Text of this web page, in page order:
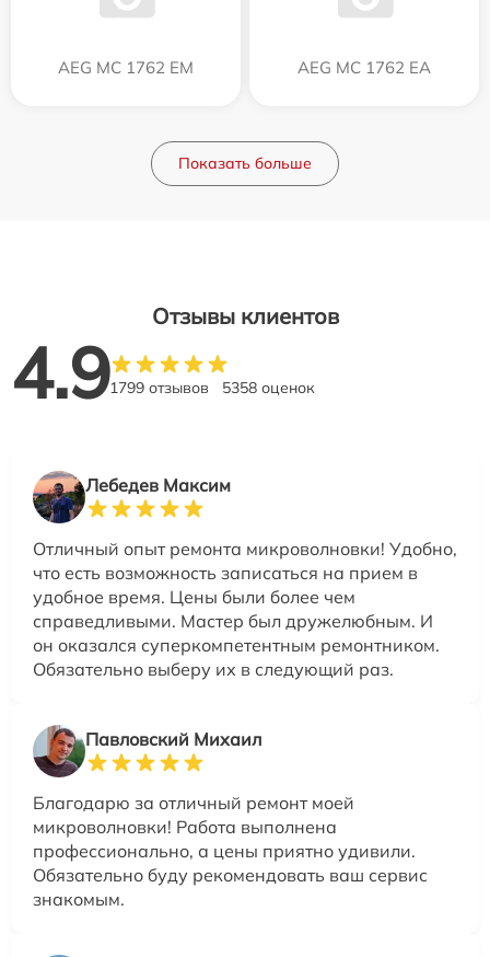
AEG MC 1762 EM AEG MC 1762 EA
Показать больше
Отзывы клиентов
4.91799 отзывов 5358 оценок
Лебедев Максим
Отличный опыт ремонта микроволновки! Удобно,
что есть возможность записаться на прием в
удобное время. Цены были более чем
справедливыми. Мастер был дружелюбным. И
он оказался суперкомпетентным ремонтником.
Обязательно выберу их в следующий раз.
Павловский Михаил
Благодарю за отличный ремонт моей
микроволновки! Работа выполнена
профессионально, а цены приятно удивили.
Обязательно буду рекомендовать ваш сервис
знакомым.